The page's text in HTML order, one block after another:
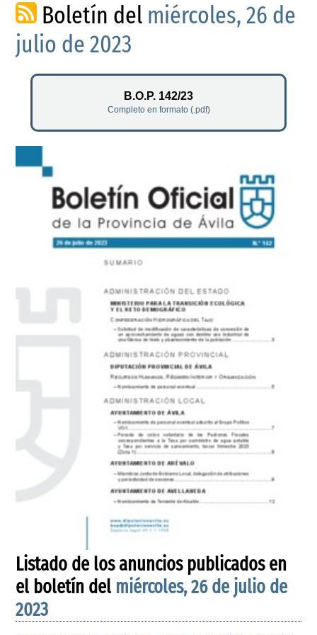
Boletín del miércoles, 26 de
julio de 2023
B.O.P. 142/23
Completo en formato (.pdf)
Listado de los anuncios publicados en
el boletín del miércoles, 26 de julio de
2023